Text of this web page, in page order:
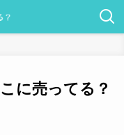
に売ってる？